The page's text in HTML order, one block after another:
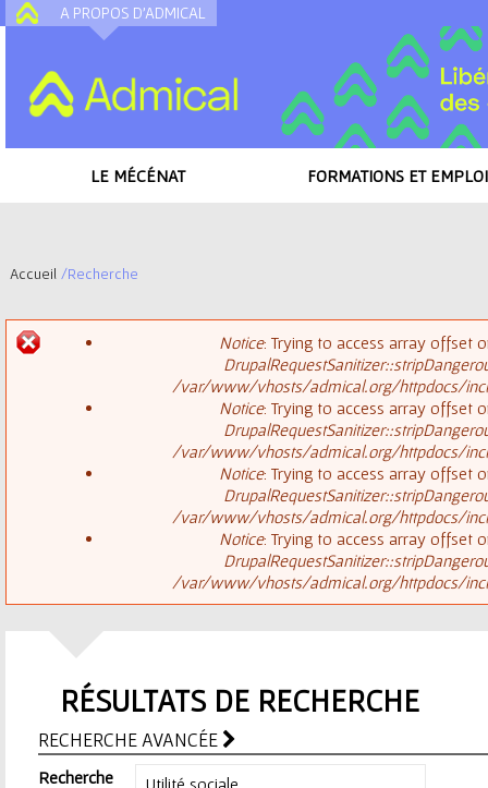
A PROPOS D'ADMICAL
LE MÉCÉNAT FORMATIONS ET
Accueil /Recherche
e
d
Notice: Trying to access array offset
/var/www/vhosts/admical.org/httpdocs/
Notice: Trying to access array offset
/var/www/vhosts/admical.org/httpdocs/
Notice: Trying to access array offset
/var/www/vhosts/admical.org/httpdocs/
Notice: Trying to access array offset
/var/www/vhosts/admical.org/httpdocs/
RÉSULTATS DE RECHERCHE
RECHERCHE AVANCÉE
Recherche